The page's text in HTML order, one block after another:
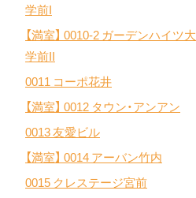
学前I
【満室】 0010-2 ガーデンハイツ大
学前II
0011 コーポ花井
【満室】 0012 タウン・アンアン
0013 友愛ビル
【満室】 0014 アーバン竹内
0015 クレステージ宮前